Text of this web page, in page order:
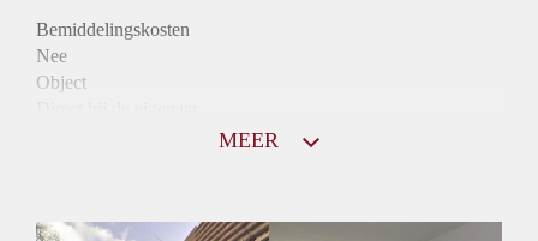
Bemiddelingskosten
Nee
Object
MEER